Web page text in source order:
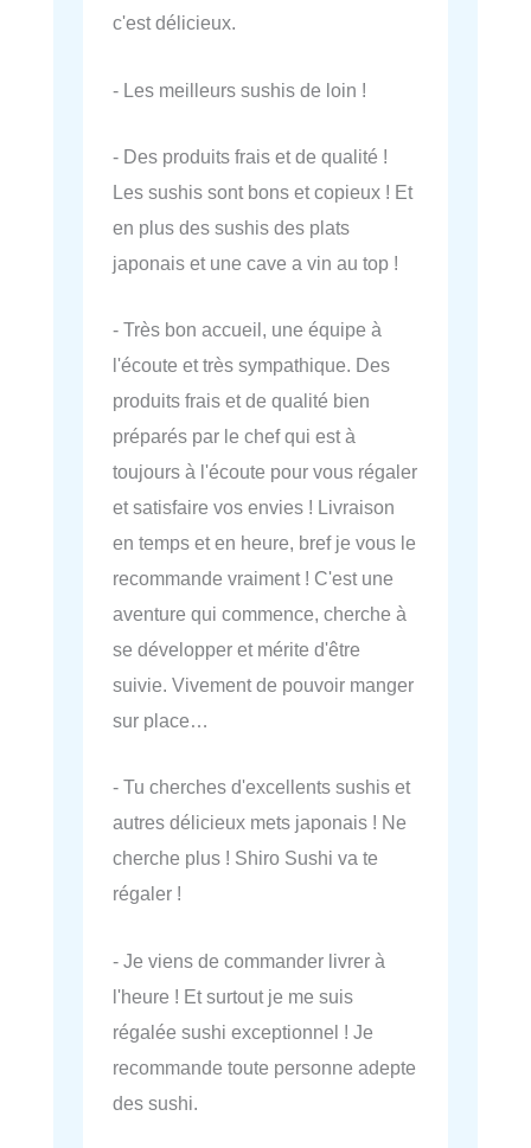
c'est délicieux.
- Les meilleurs sushis de loin !
- Des produits frais et de qualité !
Les sushis sont bons et copieux ! Et
en plus des sushis des plats
japonais et une cave a vin au top !
- Très bon accueil, une équipe à
l'écoute et très sympathique. Des
produits frais et de qualité bien
préparés par le chef qui est à
toujours à l'écoute pour vous régaler
et satisfaire vos envies ! Livraison
en temps et en heure, bref je vous le
recommande vraiment ! C'est une
aventure qui commence, cherche à
se développer et mérite d'être
suivie. Vivement de pouvoir manger
sur place…
- Tu cherches d'excellents sushis et
autres délicieux mets japonais ! Ne
cherche plus ! Shiro Sushi va te
régaler !
- Je viens de commander livrer à
l'heure ! Et surtout je me suis
régalée sushi exceptionnel ! Je
recommande toute personne adepte
des sushi.